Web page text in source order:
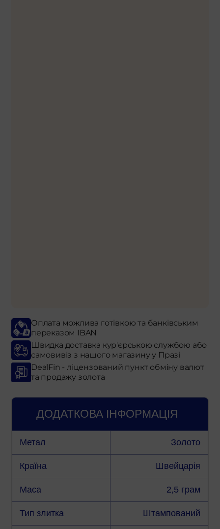
Оплата можлива готівкою та банківським
переказом IBAN
Швидка доставка кур'єрською службою або
самовивіз з нашого магазину у Празі
DealFin - ліцензований пункт обміну валют
та продажу золота
ДОДАТКОВА ІНФОРМАЦІЯ
Метал Золото
Країна Швейцарія
Маса 2,5 грам
Тип злитка Штампований